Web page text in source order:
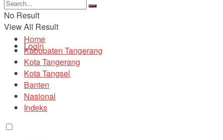
No Result
View All Result
Login
Home
Kabupaten Tangerang
Kota Tangerang
Kota Tangsel
Banten
Nasional
Indeks